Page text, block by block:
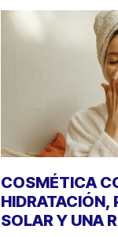
COSMÉTICA
HIDRATACIÓN,
SOLAR Y UNA